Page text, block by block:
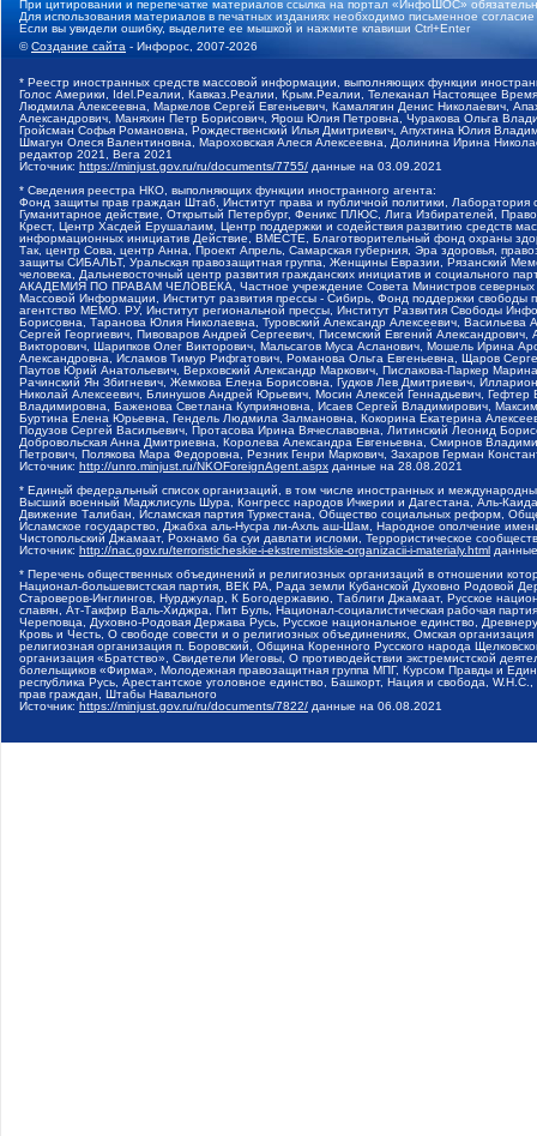
При цитировании и перепечатке материалов ссылка на портал «ИнфоШОС»
Для использования материалов в печатных изданиях необходимо письменное
Если вы увидели ошибку, выделите ее мышкой и нажмите клавиши Ctrl+Enter
©Создание сайта - Инфорос, 2007-2026
* Реестр иностранных средств массовой информации, выполняющих функции
Голос Америки, Idel.Реалии, Кавказ.Реалии, Крым.Реалии, Телеканал Настоящее
Людмила Алексеевна, Маркелов Сергей Евгеньевич, Камалягин Денис Николаевич,
Александрович, Маняхин Петр Борисович, Ярош Юлия Петровна, Чуракова Ольга
Гройсман Софья Романовна, Рождественский Илья Дмитриевич, Апухтина Юлия
Шмагун Олеся Валентиновна, Мароховская Алеся Алексеевна, Долинина Ирина
редактор 2021, Вега 2021
Источник: https://minjust.gov.ru/ru/documents/7755/ данные на 03.09.2021
* Сведения реестра НКО, выполняющих функции иностранного агента:
Фонд защиты прав граждан Штаб, Институт права и публичной политики,
Гуманитарное действие, Открытый Петербург, Феникс ПЛЮС, Лига Избирателей,
Крест, Центр Хасдей Ерушалаим, Центр поддержки и содействия развитию средств
информационных инициатив Действие, ВМЕСТЕ, Благотворительный фонд охраны
Так, центр Сова, центр Анна, Проект Апрель, Самарская губерния, Эра здоровья,
защиты СИБАЛЬТ, Уральская правозащитная группа, Женщины Евразии, Рязанский
человека, Дальневосточный центр развития гражданских инициатив и социального
АКАДЕМИЯ ПО ПРАВАМ ЧЕЛОВЕКА, Частное учреждение Совета Министров северных
Массовой Информации, Институт развития прессы - Сибирь, Фонд поддержки
агентство МЕМО. РУ, Институт региональной прессы, Институт Развития Свободы
Борисовна, Таранова Юлия Николаевна, Туровский Александр Алексеевич,
Сергей Георгиевич, Пивоваров Андрей Сергеевич, Писемский Евгений
Викторович, Шарипков Олег Викторович, Мальсагов Муса Асланович, Мошель Ирина
Александровна, Исламов Тимур Рифгатович, Романова Ольга Евгеньевна, Щаров
Паутов Юрий Анатольевич, Верховский Александр Маркович, Пислакова-Паркер
Рачинский Ян Збигневич, Жемкова Елена Борисовна, Гудков Лев Дмитриевич,
Николай Алексеевич, Блинушов Андрей Юрьевич, Мосин Алексей Геннадьевич,
Владимировна, Баженова Светлана Куприяновна, Исаев Сергей Владимирович,
Буртина Елена Юрьевна, Гендель Людмила Залмановна, Кокорина Екатерина
Подузов Сергей Васильевич, Протасова Ирина Вячеславовна, Литинский Леонид
Добровольская Анна Дмитриевна, Королева Александра Евгеньевна, Смирнов
Петрович, Полякова Мара Федоровна, Резник Генри Маркович, Захаров Герман
Источник: http://unro.minjust.ru/NKOForeignAgent.aspx данные на 28.08.2021
* Единый федеральный список организаций, в том числе иностранных и
Высший военный Маджлисуль Шура, Конгресс народов Ичкерии и Дагестана, Аль-
Движение Талибан, Исламская партия Туркестана, Общество социальных реформ,
Исламское государство, Джабха аль-Нусра ли-Ахль аш-Шам, Народное ополчение
Чистопольский Джамаат, Рохнамо ба суи давлати исломи, Террористическое
Источник: http://nac.gov.ru/terroristicheskie-i-ekstremistskie-organizacii-i-materialy.html
* Перечень общественных объединений и религиозных организаций в отношении
Национал-большевистская партия, ВЕК РА, Рада земли Кубанской Духовно Родовой
Староверов-Инглингов, Нурджулар, К Богодержавию, Таблиги Джамаат, Русское
славян, Ат-Такфир Валь-Хиджра, Пит Буль, Национал-социалистическая рабочая
Череповца, Духовно-Родовая Держава Русь, Русское национальное единство,
Кровь и Честь, О свободе совести и о религиозных объединениях, Омская
религиозная организация п. Боровский, Община Коренного Русского народа
организация «Братство», Свидетели Иеговы, О противодействии экстремистской
болельщиков «Фирма», Молодежная правозащитная группа МПГ, Курсом Правды и
республика Русь, Арестантское уголовное единство, Башкорт, Нация и свобода,
прав граждан, Штабы Навального
Источник: https://minjust.gov.ru/ru/documents/7822/ данные на 06.08.2021